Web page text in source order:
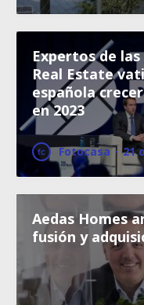
Expertos de
Real Estate
española
en 2023
Fotocasa · 21
Aedas Homes
fusión y